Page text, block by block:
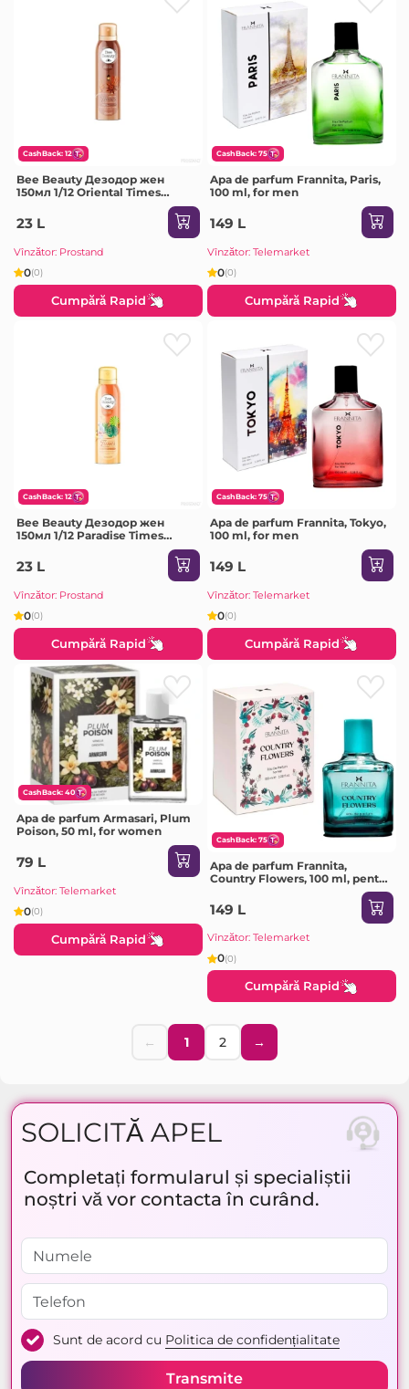
CashBack: 12
Bee Beauty Дезодор жен
150мл 1/12 Oriental Times
23 L
Vînzător: Prostand
0(0)
Cumpără Rapid
CashBack: 75
Apa de parfum Frannita, Paris,
100 ml, for men
149 L
Vînzător: Telemarket
0(0)
Cumpără Rapid
CashBack: 12
Bee Beauty Дезодор жен
150мл 1/12 Paradise Times
23 L
Vînzător: Prostand
0(0)
Cumpără Rapid
CashBack: 75
Apa de parfum Frannita, Tokyo,
100 ml, for men
149 L
Vînzător: Telemarket
0(0)
Cumpără Rapid
CashBack: 40
Apa de parfum Armasari, Plum
Poison, 50 ml, for women
79 L
Vînzător: Telemarket
0(0)
Cumpără Rapid
CashBack: 75
Apa de parfum Frannita,
Country Flowers, 100 ml, pentru
149 L
Vînzător: Telemarket
0(0)
Cumpără Rapid
← 1 2 →
SOLICITĂ APEL
Completați formularul și specialiștii
noștri vă vor contacta în curând.
Sunt de acord cu Politica de confidențialitate
Transmite